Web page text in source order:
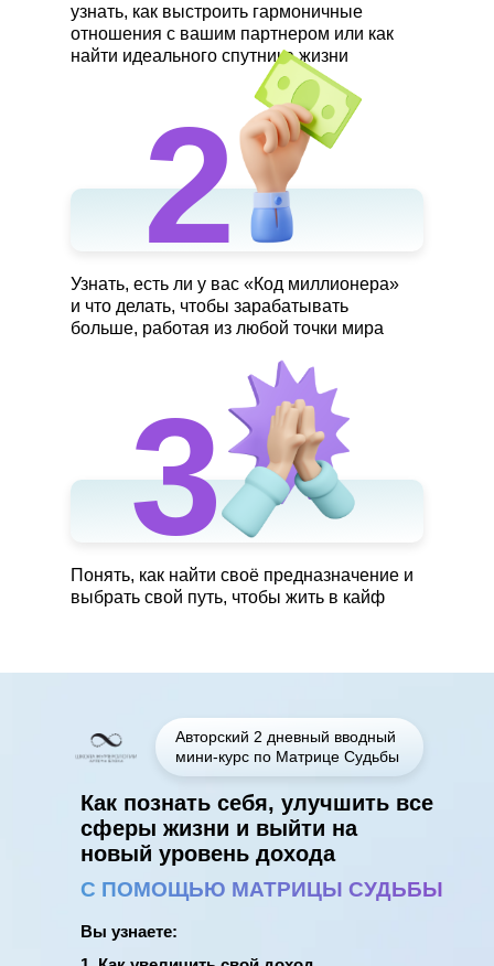
узнать, как выстроить гармоничные
отношения с вашим партнером или как
найти идеального спутника жизни
Узнать, есть ли у вас «Код миллионера»
и что делать, чтобы зарабатывать
больше, работая из любой точки мира
Понять, как найти своё предназначение и
выбрать свой путь, чтобы жить в кайф
2
3
Авторский 2 дневный вводный
мини-курс по Матрице Судьбы
С ПОМОЩЬЮ МАТРИЦЫ СУДЬБЫ
Вы узнаете:
Как познать себя, улучшить все
сферы жизни и выйти на
новый уровень дохода